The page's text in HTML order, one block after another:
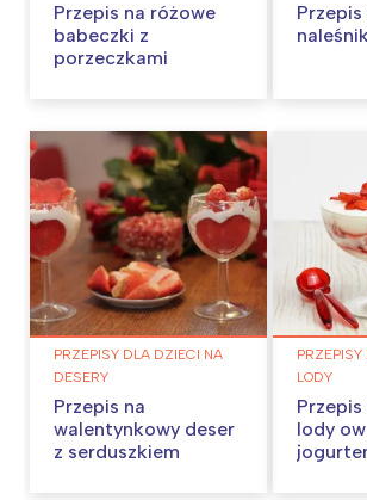
Przepis na różowe
babeczki z
porzeczkami
PRZEPISY DLA DZIECI NA
DESERY
Przepis na
walentynkowy deser
z serduszkiem
LODY
lody